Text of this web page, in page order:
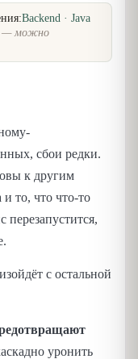
Backend · Java
— можно
сбои редки.
к другим
то, что что-то
перезапустится,
с остальной
уронить